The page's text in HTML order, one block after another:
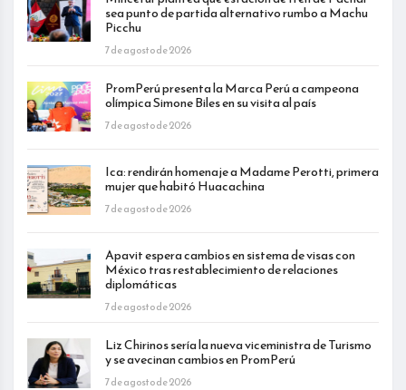
sea punto de partida alternativo rumbo a Machu
Picchu
7 de agosto de 2026
PromPerú presenta la Marca Perú a campeona
olímpica Simone Biles en su visita al país
7 de agosto de 2026
Ica: rendirán homenaje a Madame Perotti, primera
mujer que habitó Huacachina
7 de agosto de 2026
Apavit espera cambios en sistema de visas con
México tras restablecimiento de relaciones
diplomáticas
7 de agosto de 2026
Liz Chirinos sería la nueva viceministra de Turismo
y se avecinan cambios en PromPerú
7 de agosto de 2026